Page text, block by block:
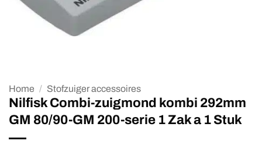
Home / Stofzuiger accessoires
Nilfisk Combi-zuigmond kombi 292mm
GM 80/90-GM 200-serie 1 Zak a 1 Stuk